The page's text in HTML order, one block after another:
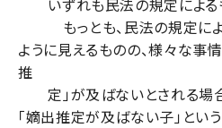
もっとも、民法の規定によ
ように見えるものの、様々な事
推
定」が及ばないとされる場合
「嫡出推定が及ばない子」とい